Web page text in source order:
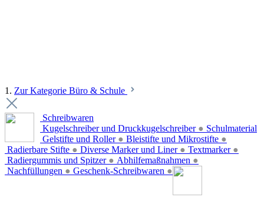
1. Zur Kategorie Büro & Schule
Schreibwaren
Kugelschreiber und Druckkugelschreiber ●
Gelstifte und Roller ● Bleistifte und Mikrostifte ●
Radierbare Stifte ● Diverse Marker und Liner ● Textmarker ●
Radiergummis und Spitzer ● Abhilfemaßnahmen ●
Nachfüllungen ● Geschenk-Schreibwaren ●
Schulmaterial